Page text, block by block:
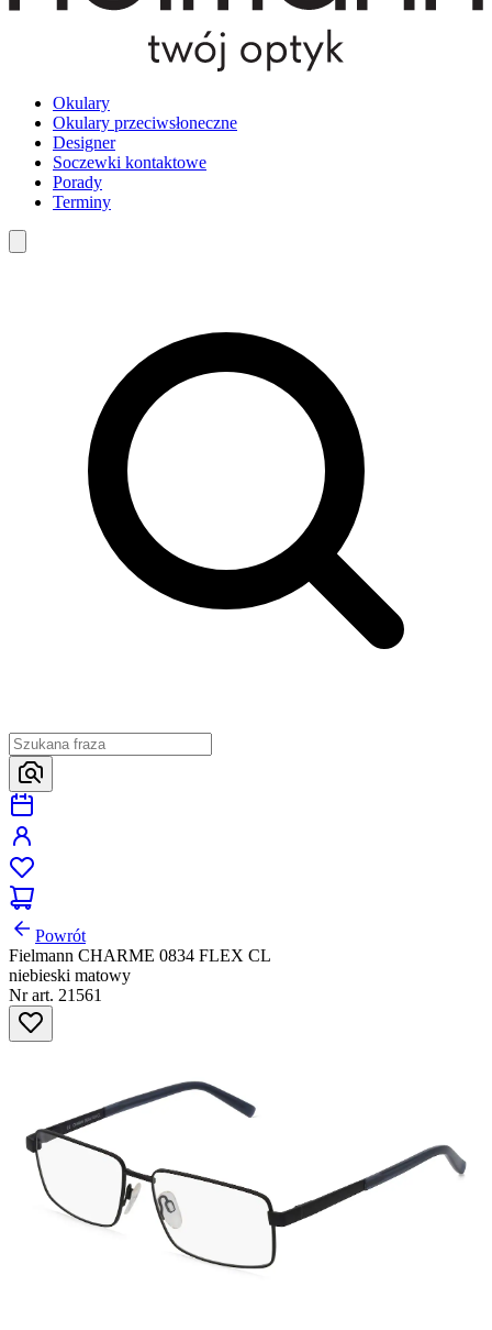
Okulary
Okulary przeciwsłoneczne
Designer
Soczewki kontaktowe
Porady
Terminy
Powrót
Fielmann CHARME 0834 FLEX CL
niebieski matowy
Nr art. 21561